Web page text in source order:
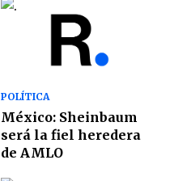
POLÍTICA
México: Sheinbaum
será la fiel heredera
de AMLO